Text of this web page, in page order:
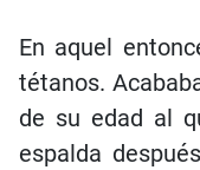
En aquel
tétanos.
de su edad al
espalda